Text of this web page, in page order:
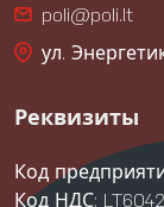
poli@poli.lt
ул.
Реквизиты
Код
Код НДС: